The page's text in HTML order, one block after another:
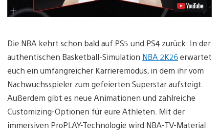
Die NBA kehrt schon bald auf PS5 und PS4 zurück: In der
authentischen Basketball-Simulation NBA 2K26erwartet
euch ein umfangreicher Karrieremodus, in dem ihr vom
Nachwuchsspieler zum gefeierten Superstar aufsteigt.
Außerdem gibt es neue Animationen und zahlreiche
Customizing-Optionen für eure Athleten. Mit der
immersiven ProPLAY-Technologie wird NBA-TV-Material